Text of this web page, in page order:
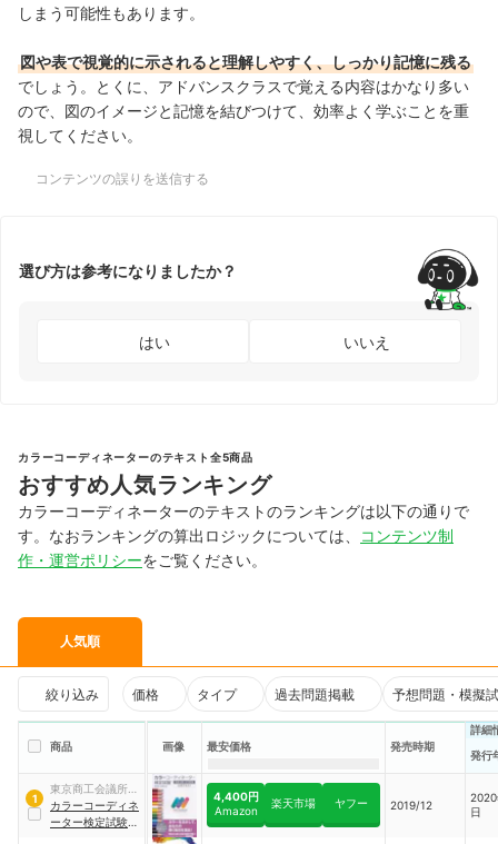
しまう可能性もあります。
図や表で視覚的に示されると理解しやすく、しっかり記憶に残る
でしょう。とくに、アドバンスクラスで覚える内容はかなり多い
ので、図のイメージと記憶を結びつけて、効率よく学ぶことを重
視してください。
コンテンツの誤りを送信する
選び方は参考になりましたか？
はい いいえ
カラーコーディネーターのテキスト全5商品
おすすめ人気ランキング
カラーコーディネーターのテキストのランキングは以下の通りで
す。なおランキングの算出ロジックについては、
コンテンツ制
作・運営ポリシーをご覧ください。
人気順
絞り込み 価格 タイプ 過去問題掲載 予想問題・模擬
商品 画像 最安価格 発売時期
詳細
発行
1
東京商工会議所検
定センター
カラーコーディネ
ーター検定試験ス
4,400円
Amazon
楽天市場 ヤフー 2019/12
日